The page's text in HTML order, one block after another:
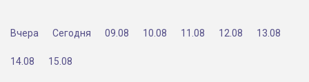
Вчера Сегодня 09.08 10.08 11.08 12.08 13.08
14.08 15.08